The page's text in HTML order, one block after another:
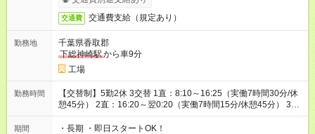
交通費 交通費支給（規定あり）
勤務地
千葉県香取郡
下総神崎駅から車9分
工場
勤務時間
【交替制】5勤2休 3交替 1直：8:10～16:25（実働7時間30分/休
憩45分） 2直：16:20～翌0:20（実働7時間15分/休憩45分） 3
直：0:15～8:15（実働7時間15分/休憩45分） ※月に3回ほど、土
日どちらかの出勤あり。
期間 ・長期 ・即日スタートOK！